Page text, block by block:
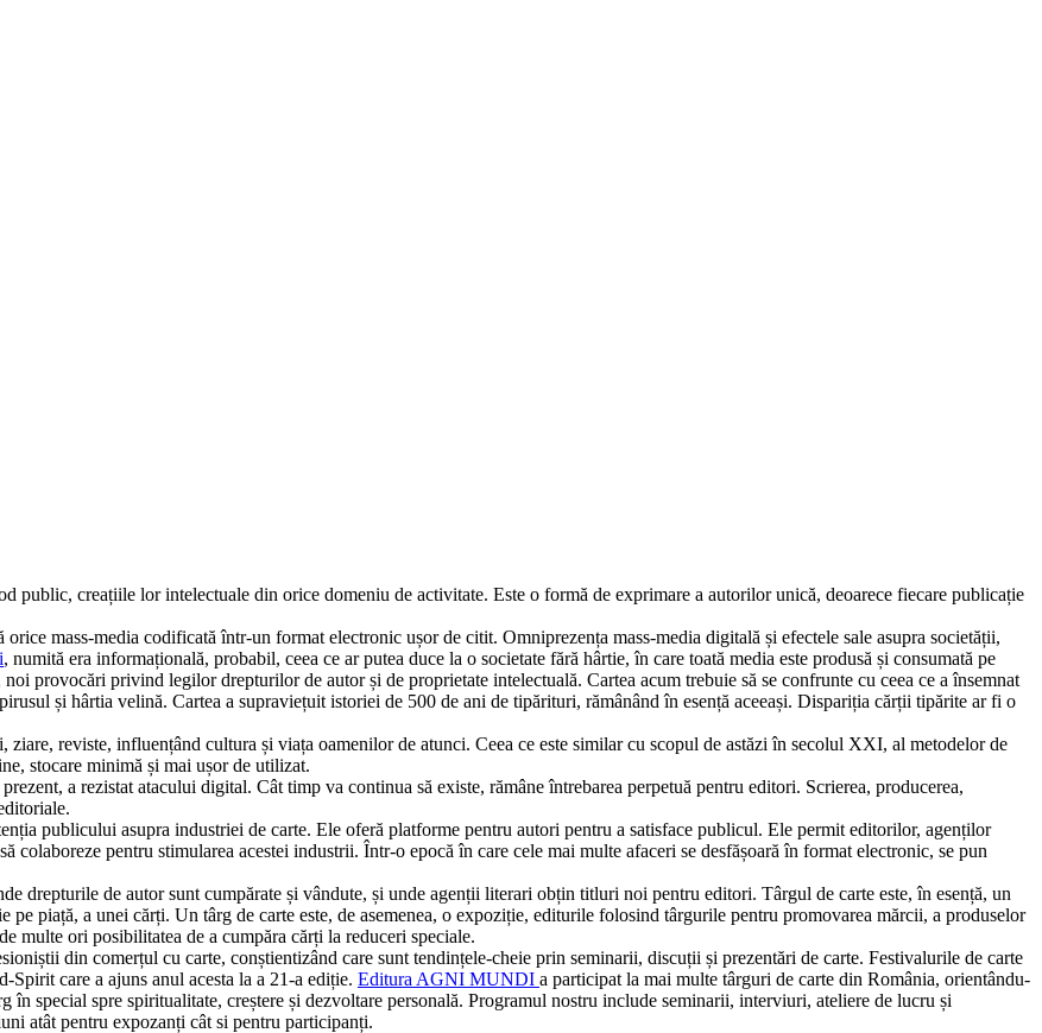
public, creațiile lor intelectuale din orice domeniu de activitate. Este o formă de exprimare a autorilor unică, deoarece fiecare publicație
mass-media codificată într-un format electronic ușor de citit. Omniprezența mass-media digitală și efectele sale asupra societății,
, numită era informațională, probabil, ceea ce ar putea duce la o societate fără hârtie, în care toată media este produsă și consumată pe
provocări privind legilor drepturilor de autor și de proprietate intelectuală. Cartea acum trebuie să se confrunte cu ceea ce a însemnat
și hârtia velină. Cartea a supraviețuit istoriei de 500 de ani de tipărituri, rămânând în esență aceeași. Dispariția cărții tipărite ar fi o
reviste, influențând cultura și viața oamenilor de atunci. Ceea ce este similar cu scopul de astăzi în secolul XXI, al metodelor de
stocare minimă și mai ușor de utilizat.
a rezistat atacului digital. Cât timp va continua să existe, rămâne întrebarea perpetuă pentru editori. Scrierea, producerea,
publicului asupra industriei de carte. Ele oferă platforme pentru autori pentru a satisface publicul. Ele permit editorilor, agenților
pentru stimularea acestei industrii. Într-o epocă în care cele mai multe afaceri se desfășoară în format electronic, se pun
drepturile de autor sunt cumpărate și vândute, și unde agenții literari obțin titluri noi pentru editori. Târgul de carte este, în esență, un
pe piață, a unei cărți. Un târg de carte este, de asemenea, o expoziție, editurile folosind târgurile pentru promovarea mărcii, a produselor
ori posibilitatea de a cumpăra cărți la reduceri speciale.
din comerțul cu carte, conștientizând care sunt tendințele-cheie prin seminarii, discuții și prezentări de carte. Festivalurile de carte
care a ajuns anul acesta la a 21-a ediție. Editura AGNI MUNDI a participat la mai multe târguri de carte din România, orientându-
special spre spiritualitate, creștere și dezvoltare personală. Programul nostru include seminarii, interviuri, ateliere de lucru și
atât pentru expozanți cât si pentru participanți.